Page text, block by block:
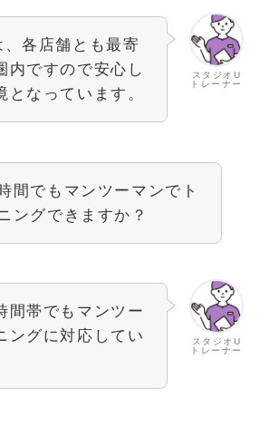
スタジオU
トレーナー
、各店舗とも最寄
内ですので安心し
となっています。
間でもマンツーマンでト
ングできますか？
スタジオU
トレーナー
間帯でもマンツー
ングに対応してい